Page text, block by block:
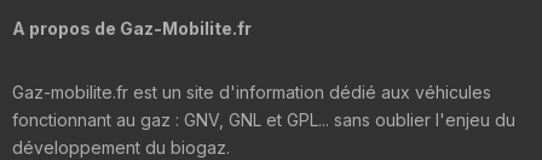
A propos de Gaz-Mobilite.fr
Gaz-mobilite.fr est un site d'information dédié aux véhicules
fonctionnant au gaz : GNV, GNL et GPL... sans oublier l'enjeu du
développement du biogaz.